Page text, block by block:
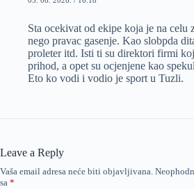
Sta ocekivat od ekipe koja je na celu
nego pravac gasenje. Kao slobpda
proleter itd. Isti ti su direktori firmi
prihod, a opet su ocjenjene kao
Eto ko vodi i vodio je sport u Tuzli.
Leave a Reply
Vaša email adresa neće biti objavljivana.
sa *